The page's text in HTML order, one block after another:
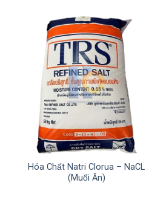
Hóa Chất Natri Clorua – NaCL
(Muối Ăn)